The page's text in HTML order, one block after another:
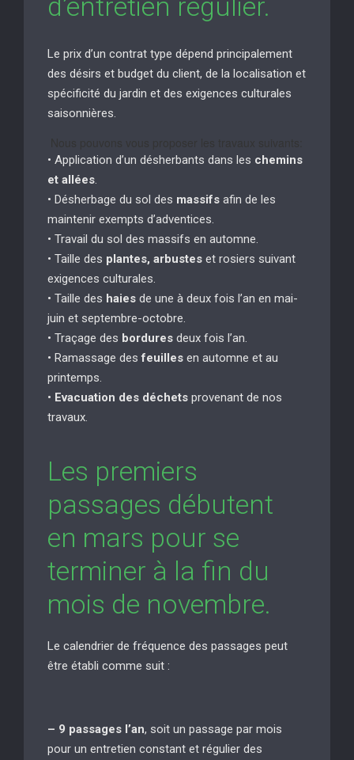
Le prix d’un contrat type dépend principalement
des désirs et budget du client, de la localisation et
spécificité du jardin et des exigences culturales
saisonnières.
• Application d’un désherbants dans les chemins
et allées
• Désherbage du sol des massifs afin de les
maintenir exempts d’adventices.
• Travail du sol des massifs en automne.
• Taille des plantes, arbustes et rosiers suivant
exigences culturales.
• Taille des haies de une à deux fois l’an en mai-
juin et septembre-octobre.
• Traçage des bordures deux fois l’an.
• Ramassage desfeuilles en automne et au
printemps.
• Evacuation des déchets provenant de nos
travaux.
Les premiers
passages débutent
en mars pour se
terminer à la fin du
mois de novembre.
Le calendrier de fréquence des passages peut
être établi comme suit :
– 9 passages l’an, soit un passage par mois
pour un entretien constant et régulier des